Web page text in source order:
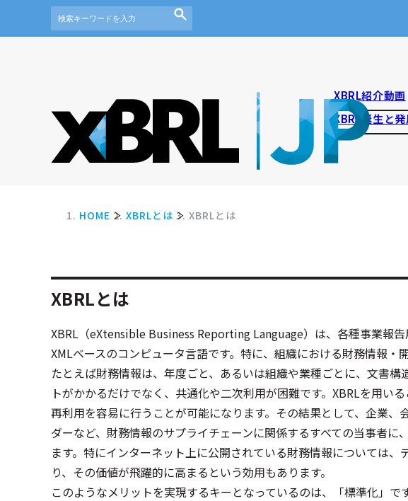
XBRL紹介動画
XBRL誕生と発
HOME XBRLとは XBRLとは
XBRLとは
XBRL（eXtensible Business Reporting Language）は、各種事業報
XMLベースのコンピュータ言語です。特に、組織における財務情報・
たとえば財務情報は、年度ごと、あるいは組織や業種ごとに、文書
トがかかるだけでなく、共通化や二次利用が困難です。XBRLを用い
再利用を容易に行うことが可能になります。その結果として、企業
ダーなど、財務情報のサプライチェーンに関係するすべての当事者
ます。特にインターネット上に公開されている財務情報については
り、その価値が飛躍的に高まるという効用もあります。
このようなメリットを実現するキーとなっているのは、「標準化」